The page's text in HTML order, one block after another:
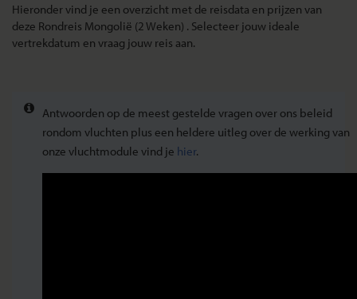
Hieronder vind je een overzicht met de reisdata en prijzen van
deze Rondreis Mongolië (2 Weken) . Selecteer jouw ideale
vertrekdatum en vraag jouw reis aan.
Antwoorden op de meest gestelde vragen over ons beleid
rondom vluchten plus een heldere uitleg over de werking van
onze vluchtmodule vind je hier.